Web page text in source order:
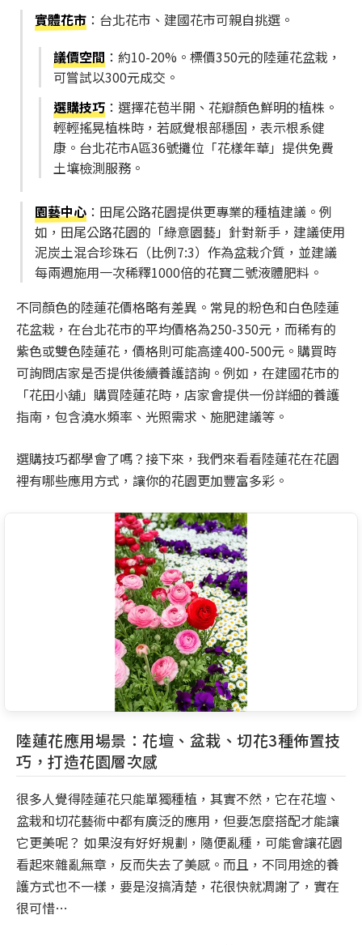
實體花市 ：台北花市、建國花市可親自挑選。
議價空間 ：約10-20%。標價350元的陸蓮花盆栽，
可嘗試以300元成交。
選購技巧 ：選擇花苞半開、花瓣顏色鮮明的植株。
輕輕搖晃植株時，若感覺根部穩固，表示根系健
康。台北花市A區36號攤位「花樣年華」提供免費
土壤檢測服務。
園藝中心 ：田尾公路花園提供更專業的種植建議。例
如，田尾公路花園的「綠意園藝」針對新手，建議使用
泥炭土混合珍珠石（比例7:3）作為盆栽介質，並建議
每兩週施用一次稀釋1000倍的花寶二號液體肥料。
不同顏色的陸蓮花價格略有差異。常見的粉色和白色陸蓮
花盆栽，在台北花市的平均價格為250-350元，而稀有的
紫色或雙色陸蓮花，價格則可能高達400-500元。購買時
可詢問店家是否提供後續養護諮詢。例如，在建國花市的
「花田小舖」購買陸蓮花時，店家會提供一份詳細的養護
指南，包含澆水頻率、光照需求、施肥建議等。
選購技巧都學會了嗎？接下來，我們來看看陸蓮花在花園
裡有哪些應用方式，讓你的花園更加豐富多彩。
陸蓮花應用場景：花壇、盆栽、切花3種佈置技
巧，打造花園層次感
很多人覺得陸蓮花只能單獨種植，其實不然，它在花壇、
盆栽和切花藝術中都有廣泛的應用，但要怎麼搭配才能讓
它更美呢？ 如果沒有好好規劃，隨便亂種，可能會讓花園
看起來雜亂無章，反而失去了美感。而且，不同用途的養
護方式也不一樣，要是沒搞清楚，花很快就凋謝了，實在
很可惜…